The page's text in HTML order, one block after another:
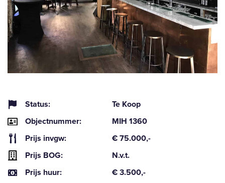
Status:
Te Koop
Objectnummer:
MIH 1360
Prijs invgw:
€ 75.000,-
Prijs BOG:
N.v.t.
Prijs huur:
€ 3.500,-